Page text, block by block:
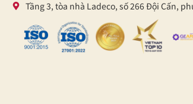
Tầng 3, tòa nhà Ladeco, số 266 Đội Cấn,